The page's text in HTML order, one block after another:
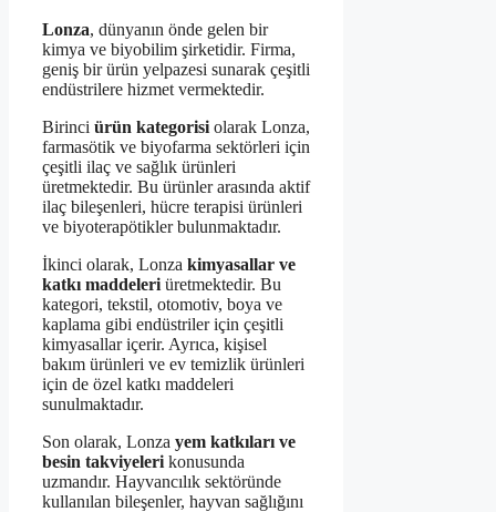
Lonza, dünyanın önde gelen bir
kimya ve biyobilim şirketidir. Firma,
geniş bir ürün yelpazesi sunarak çeşitli
endüstrilere hizmet vermektedir.
Birinci ürün kategorisi olarak Lonza,
farmasötik ve biyofarma sektörleri için
çeşitli ilaç ve sağlık ürünleri
üretmektedir. Bu ürünler arasında aktif
ilaç bileşenleri, hücre terapisi ürünleri
ve biyoterapötikler bulunmaktadır.
İkinci olarak, Lonza kimyasallar ve
katkı maddeleri üretmektedir. Bu
kategori, tekstil, otomotiv, boya ve
kaplama gibi endüstriler için çeşitli
kimyasallar içerir. Ayrıca, kişisel
bakım ürünleri ve ev temizlik ürünleri
için de özel katkı maddeleri
sunulmaktadır.
Son olarak, Lonza yem katkıları ve
besin takviyeleri konusunda
uzmandır. Hayvancılık sektöründe
kullanılan bileşenler, hayvan sağlığını